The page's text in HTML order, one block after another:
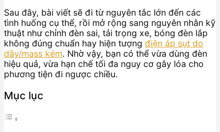
Sau đây, bài viết sẽ đi từ nguyên tắc lớn đến các
tình huống cụ thể, rồi mở rộng sang nguyên nhân kỹ
thuật như chỉnh đèn sai, tải trọng xe, bóng đèn lắp
không đúng chuẩn hay hiện tượng điện áp sụt do
dây/mass kém. Nhờ vậy, bạn có thể vừa dùng đèn
hiệu quả, vừa hạn chế tối đa nguy cơ gây lóa cho
phương tiện đi ngược chiều.
Mục lục